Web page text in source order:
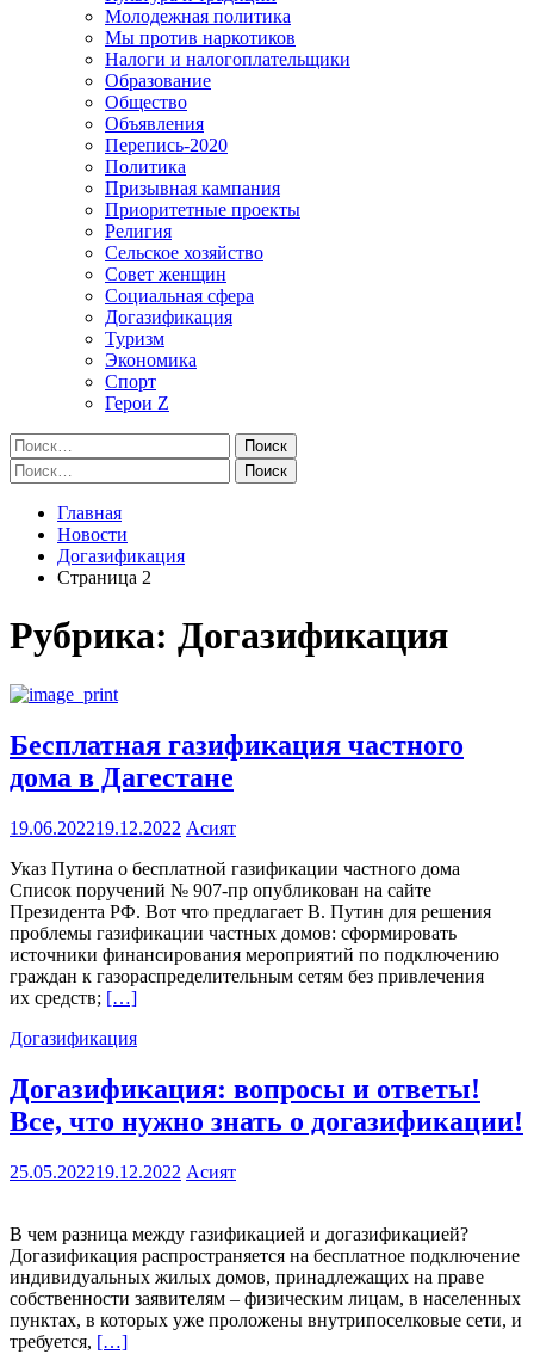
Молодежная политика
Мы против наркотиков
Налоги и налогоплательщики
Образование
Общество
Объявления
Перепись-2020
Политика
Призывная кампания
Приоритетные проекты
Религия
Сельское хозяйство
Совет женщин
Социальная сфера
Догазификация
Туризм
Экономика
Спорт
Герои Z
Найти:
Найти:
Главная
Новости
Догазификация
Страница 2
Рубрика: Догазификация
Бесплатная газификация частного
дома в Дагестане
19.06.202219.12.2022 Асият
Указ Путина о бесплатной газификации частного дома
Список поручений № 907-пр опубликован на сайте
Президента РФ. Вот что предлагает В. Путин для решения
проблемы газификации частных домов: сформировать
источники финансирования мероприятий по подключению
граждан к газораспределительным сетям без привлечения
их средств; […]
Догазификация
Догазификация: вопросы и ответы!
Все, что нужно знать о догазификации!
25.05.202219.12.2022 Асият
В чем разница между газификацией и догазификацией?
Догазификация распространяется на бесплатное подключение
индивидуальных жилых домов, принадлежащих на праве
собственности заявителям – физическим лицам, в населенных
пунктах, в которых уже проложены внутрипоселковые сети, и
требуется, […]